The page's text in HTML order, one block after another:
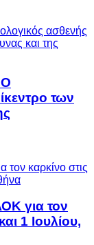
των
για τον
1 Ιουλίου,